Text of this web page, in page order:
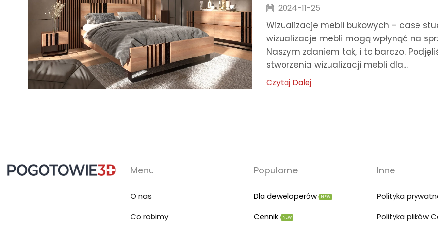
2024-11-25
Wizualizacje mebli bukowych – case
wizualizacje mebli mogą wpłynąć na
Naszym zdaniem tak, i to bardzo.
stworzenia wizualizacji mebli dla...
Czytaj Dalej
Menu
O nas
Co robimy
Popularne
Dla deweloperów NEW
Cennik NEW
Inne
Polityka
Polityka plików